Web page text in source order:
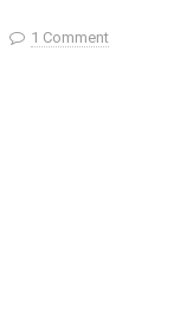
1 Comment